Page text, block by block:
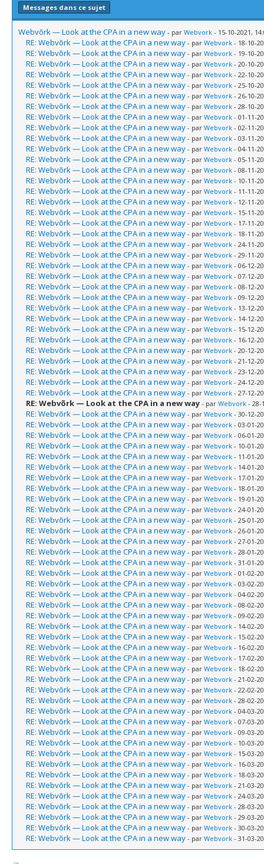
Messages dans ce sujet
Webvõrk — Look at the CPA in a new way - par Webvork - 15-10-2021,
RE: Webvõrk — Look at the CPA in a new way - par Webvork - 18-10-
RE: Webvõrk — Look at the CPA in a new way - par Webvork - 19-10-
RE: Webvõrk — Look at the CPA in a new way - par Webvork - 20-10-
RE: Webvõrk — Look at the CPA in a new way - par Webvork - 22-10-
RE: Webvõrk — Look at the CPA in a new way - par Webvork - 25-10-
RE: Webvõrk — Look at the CPA in a new way - par Webvork - 26-10-
RE: Webvõrk — Look at the CPA in a new way - par Webvork - 28-10-
RE: Webvõrk — Look at the CPA in a new way - par Webvork - 01-11-
RE: Webvõrk — Look at the CPA in a new way - par Webvork - 02-11-
RE: Webvõrk — Look at the CPA in a new way - par Webvork - 03-11-
RE: Webvõrk — Look at the CPA in a new way - par Webvork - 04-11-
RE: Webvõrk — Look at the CPA in a new way - par Webvork - 05-11-
RE: Webvõrk — Look at the CPA in a new way - par Webvork - 08-11-
RE: Webvõrk — Look at the CPA in a new way - par Webvork - 10-11-
RE: Webvõrk — Look at the CPA in a new way - par Webvork - 11-11-
RE: Webvõrk — Look at the CPA in a new way - par Webvork - 12-11-
RE: Webvõrk — Look at the CPA in a new way - par Webvork - 15-11-
RE: Webvõrk — Look at the CPA in a new way - par Webvork - 17-11-
RE: Webvõrk — Look at the CPA in a new way - par Webvork - 18-11-
RE: Webvõrk — Look at the CPA in a new way - par Webvork - 24-11-
RE: Webvõrk — Look at the CPA in a new way - par Webvork - 29-11-
RE: Webvõrk — Look at the CPA in a new way - par Webvork - 06-12-
RE: Webvõrk — Look at the CPA in a new way - par Webvork - 07-12-
RE: Webvõrk — Look at the CPA in a new way - par Webvork - 08-12-
RE: Webvõrk — Look at the CPA in a new way - par Webvork - 09-12-
RE: Webvõrk — Look at the CPA in a new way - par Webvork - 13-12-
RE: Webvõrk — Look at the CPA in a new way - par Webvork - 14-12-
RE: Webvõrk — Look at the CPA in a new way - par Webvork - 15-12-
RE: Webvõrk — Look at the CPA in a new way - par Webvork - 16-12-
RE: Webvõrk — Look at the CPA in a new way - par Webvork - 20-12-
RE: Webvõrk — Look at the CPA in a new way - par Webvork - 21-12-
RE: Webvõrk — Look at the CPA in a new way - par Webvork - 23-12-
RE: Webvõrk — Look at the CPA in a new way - par Webvork - 24-12-
RE: Webvõrk — Look at the CPA in a new way - par Webvork - 27-12-
RE: Webvõrk — Look at the CPA in a new way - par Webvork - 28-
RE: Webvõrk — Look at the CPA in a new way - par Webvork - 30-12-
RE: Webvõrk — Look at the CPA in a new way - par Webvork - 03-01-
RE: Webvõrk — Look at the CPA in a new way - par Webvork - 06-01-
RE: Webvõrk — Look at the CPA in a new way - par Webvork - 10-01-
RE: Webvõrk — Look at the CPA in a new way - par Webvork - 11-01-
RE: Webvõrk — Look at the CPA in a new way - par Webvork - 14-01-
RE: Webvõrk — Look at the CPA in a new way - par Webvork - 17-01-
RE: Webvõrk — Look at the CPA in a new way - par Webvork - 18-01-
RE: Webvõrk — Look at the CPA in a new way - par Webvork - 19-01-
RE: Webvõrk — Look at the CPA in a new way - par Webvork - 24-01-
RE: Webvõrk — Look at the CPA in a new way - par Webvork - 25-01-
RE: Webvõrk — Look at the CPA in a new way - par Webvork - 26-01-
RE: Webvõrk — Look at the CPA in a new way - par Webvork - 27-01-
RE: Webvõrk — Look at the CPA in a new way - par Webvork - 28-01-
RE: Webvõrk — Look at the CPA in a new way - par Webvork - 31-01-
RE: Webvõrk — Look at the CPA in a new way - par Webvork - 01-02-
RE: Webvõrk — Look at the CPA in a new way - par Webvork - 03-02-
RE: Webvõrk — Look at the CPA in a new way - par Webvork - 04-02-
RE: Webvõrk — Look at the CPA in a new way - par Webvork - 08-02-
RE: Webvõrk — Look at the CPA in a new way - par Webvork - 09-02-
RE: Webvõrk — Look at the CPA in a new way - par Webvork - 14-02-
RE: Webvõrk — Look at the CPA in a new way - par Webvork - 15-02-
RE: Webvõrk — Look at the CPA in a new way - par Webvork - 16-02-
RE: Webvõrk — Look at the CPA in a new way - par Webvork - 17-02-
RE: Webvõrk — Look at the CPA in a new way - par Webvork - 18-02-
RE: Webvõrk — Look at the CPA in a new way - par Webvork - 21-02-
RE: Webvõrk — Look at the CPA in a new way - par Webvork - 22-02-
RE: Webvõrk — Look at the CPA in a new way - par Webvork - 28-02-
RE: Webvõrk — Look at the CPA in a new way - par Webvork - 04-03-
RE: Webvõrk — Look at the CPA in a new way - par Webvork - 07-03-
RE: Webvõrk — Look at the CPA in a new way - par Webvork - 09-03-
RE: Webvõrk — Look at the CPA in a new way - par Webvork - 10-03-
RE: Webvõrk — Look at the CPA in a new way - par Webvork - 15-03-
RE: Webvõrk — Look at the CPA in a new way - par Webvork - 16-03-
RE: Webvõrk — Look at the CPA in a new way - par Webvork - 18-03-
RE: Webvõrk — Look at the CPA in a new way - par Webvork - 21-03-
RE: Webvõrk — Look at the CPA in a new way - par Webvork - 24-03-
RE: Webvõrk — Look at the CPA in a new way - par Webvork - 28-03-
RE: Webvõrk — Look at the CPA in a new way - par Webvork - 29-03-
RE: Webvõrk — Look at the CPA in a new way - par Webvork - 30-03-
RE: Webvõrk — Look at the CPA in a new way - par Webvork - 31-03-